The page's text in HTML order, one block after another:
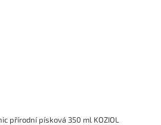
přírodní písková 350 ml KOZIOL